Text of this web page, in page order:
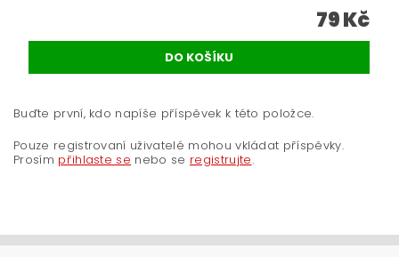
79 Kč
Buďte první, kdo napíše příspěvek k této položce.
Pouze registrovaní uživatelé mohou vkládat příspěvky.
Prosím přihlaste se nebo se registrujte.